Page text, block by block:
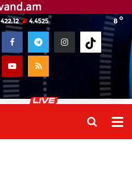
8 o
422.12 4.4525